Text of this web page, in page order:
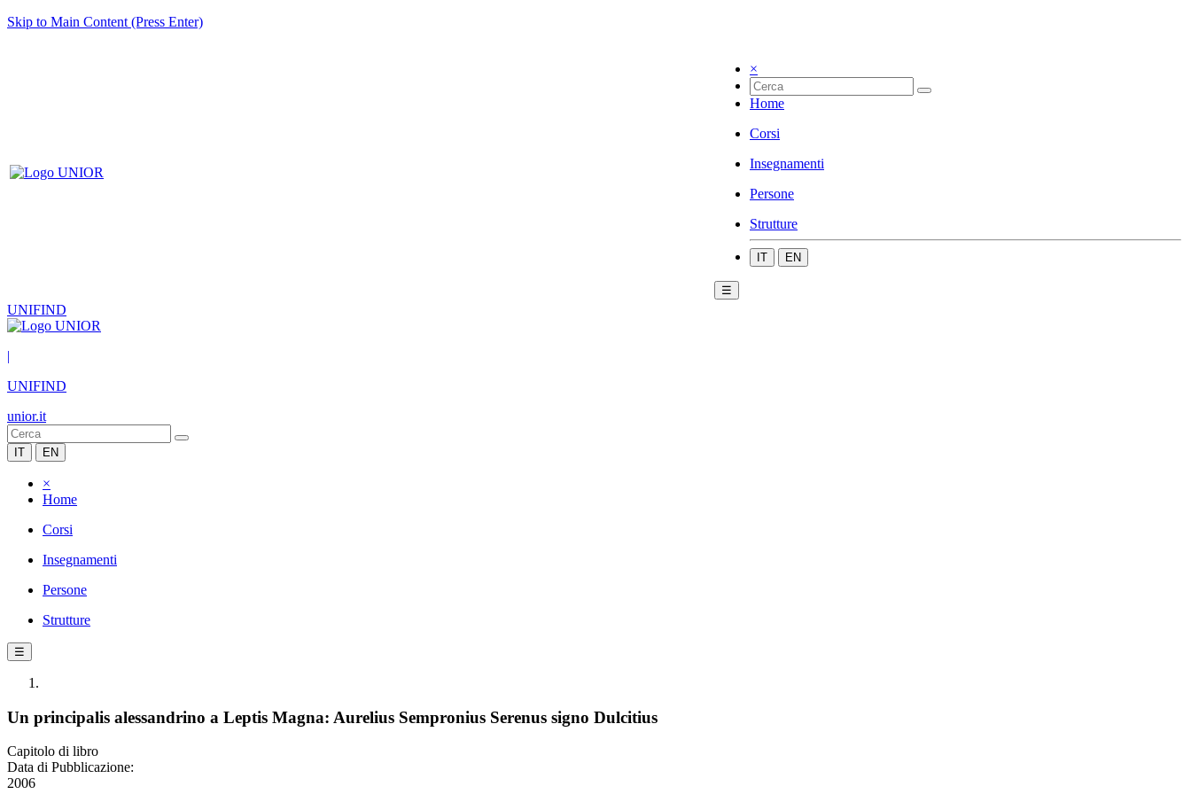
Skip to Main Content (Press Enter)
×
Home
Corsi
Insegnamenti
Persone
Strutture
IT EN
☰
UNIFIND
|
UNIFIND
unior.it
IT EN
×
Home
Corsi
Insegnamenti
Persone
Strutture
☰
Un principalis alessandrino a Leptis Magna: Aurelius Sempronius Serenus signo Dulcitius
Capitolo di libro
Data di Pubblicazione:
2006